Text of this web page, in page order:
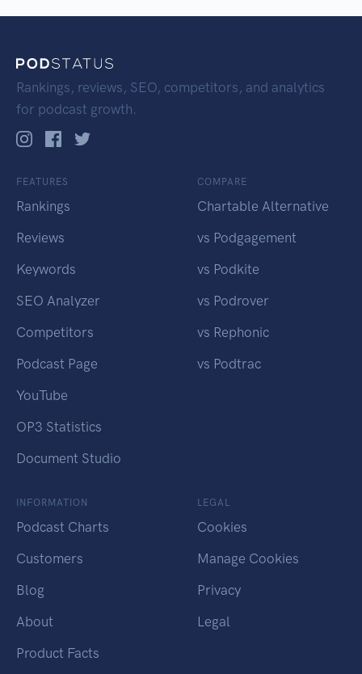
Rankings, reviews, SEO, competitors, and analytics
for podcast growth.
FEATURES
Rankings
Reviews
Keywords
SEO Analyzer
Competitors
Podcast Page
YouTube
OP3 Statistics
Document Studio
COMPARE
Chartable Alternative
vs Podgagement
vs Podkite
vs Podrover
vs Rephonic
vs Podtrac
INFORMATION
Podcast Charts
Customers
Blog
About
Product Facts
LEGAL
Cookies
Manage Cookies
Privacy
Legal